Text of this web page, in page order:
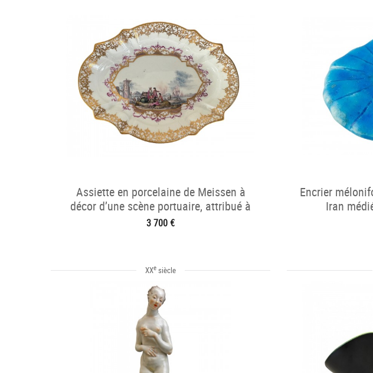
Assiette en porcelaine de Meissen à
décor d’une scène portuaire, attribué à
Christian F. Herold.
3 700 €
Encrier
Iran
XXe siècle